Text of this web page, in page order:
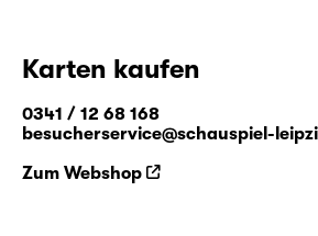
Karten kaufen
0341 / 12 68 168
besucherservice@schauspiel-
Zum Webshop